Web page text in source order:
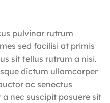
pulvinar rutrum
sed facilisi at primis
sit tellus rutrum a nisi.
dictum ullamcorper
ac senectus
nec suscipit posuere sit